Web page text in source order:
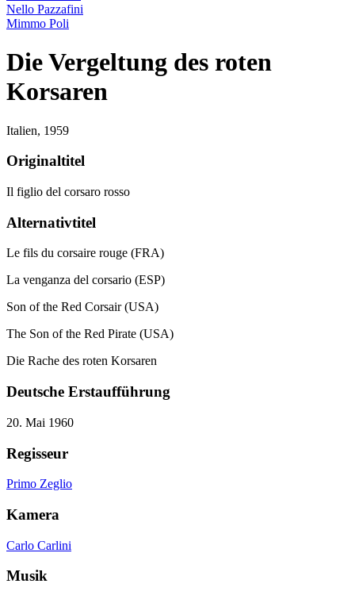
Nello Pazzafini
Mimmo Poli
Die Vergeltung des roten
Korsaren
Italien, 1959
Originaltitel
Il figlio del corsaro rosso
Alternativtitel
Le fils du corsaire rouge (FRA)
La venganza del corsario (ESP)
Son of the Red Corsair (USA)
The Son of the Red Pirate (USA)
Die Rache des roten Korsaren
Deutsche Erstaufführung
20. Mai 1960
Regisseur
Primo Zeglio
Kamera
Carlo Carlini
Musik